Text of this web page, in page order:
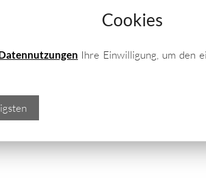
solide
Form und Auswahl. Jedoch eignet
Ansprüche sowie den Aufbau im
Details geachtet werden!
Cookies
Ihre Einwilligung, um den